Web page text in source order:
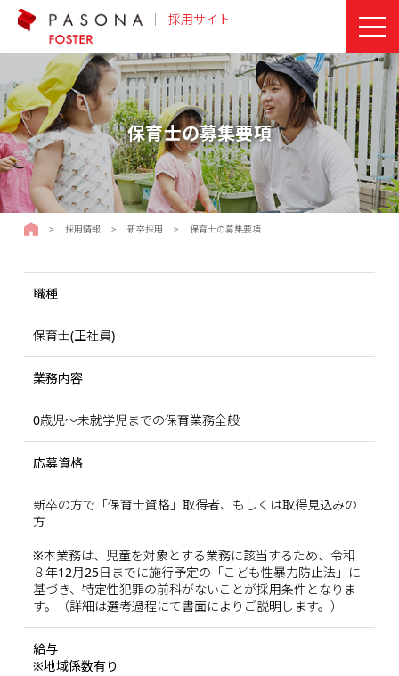
採用サイト
保育士の募集要項
採用サイトTOPページ
> 採用情報 > 新卒採用 > 保育士の募集要項
職種
保育士(正社員)
業務内容
0歳児～未就学児までの保育業務全般
応募資格
新卒の方で「保育士資格」取得者、もしくは取得見込みの
方
※本業務は、児童を対象とする業務に該当するため、令和
８年12月25日までに施行予定の「こども性暴力防止法」に
基づき、特定性犯罪の前科がないことが採用条件となりま
す。（詳細は選考過程にて書面によりご説明します。）
給与
※地域係数有り